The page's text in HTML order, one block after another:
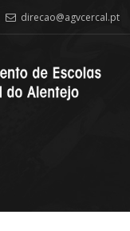
direcao@agvcercal.pt